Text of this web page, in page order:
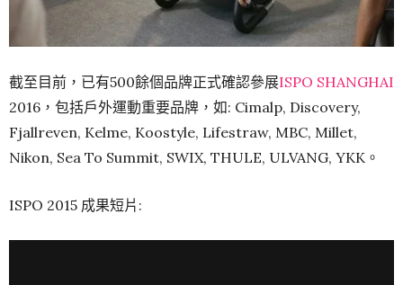
截至目前，已有500餘個品牌正式確認參展ISPO SHANGHAI
2016，包括戶外運動重要品牌，如: Cimalp, Discovery,
Fjallreven, Kelme, Koostyle, Lifestraw, MBC, Millet,
Nikon, Sea To Summit, SWIX, THULE, ULVANG, YKK。
ISPO 2015 成果短片: